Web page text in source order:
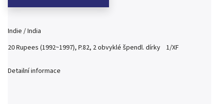
Indie / India
20 Rupees (1992~1997), P.82, 2 obvyklé špendl. dírky 1/XF
Detailní informace